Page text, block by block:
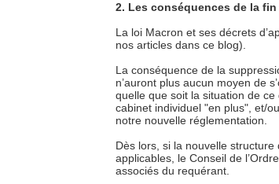
2. Les conséquences de la fin
La loi Macron et ses décrets
nos articles dans ce blog).
La conséquence de la
n’auront plus aucun moyen de
quelle que soit la situation de
cabinet individuel "en plus", et/
notre nouvelle réglementation.
Dès lors, si la nouvelle
applicables, le Conseil de
associés du requérant.